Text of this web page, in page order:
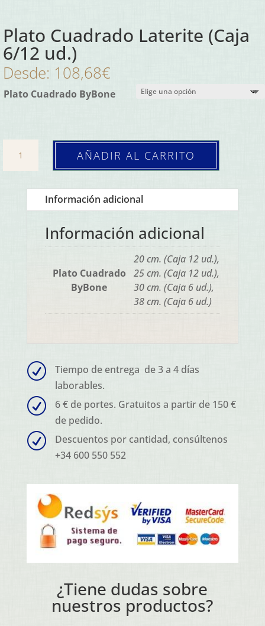
Plato Cuadrado Laterite (Caja
6/12 ud.)
Desde: 108,68€
Plato Cuadrado ByBone
Cuadrado
AÑADIR AL CARRITO
Información adicional
Información adicional
Plato Cuadrado
ByBone
20 cm. (Caja 12 ud.),
25 cm. (Caja 12 ud.),
30 cm. (Caja 6 ud.),
38 cm. (Caja 6 ud.)
R
Tiempo de entrega de 3 a 4 días
laborables.
R
6 € de portes. Gratuitos a partir de 150 €
de pedido.
R
Descuentos por cantidad, consúltenos
+34 600 550 552
¿Tiene dudas sobre
nuestros productos?